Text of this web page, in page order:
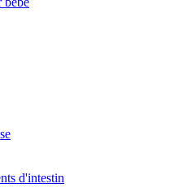
d'intestin